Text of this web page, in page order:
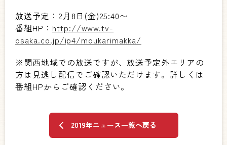
放送予定：2月8日(金)25:40〜
番組HP： http://www.tv-
osaka.co.jp/ip4/moukarimakka/
※関西地域での放送ですが、放送予定外エリアの
方は見逃し配信でご確認いただけます。詳しくは
番組HPからご確認ください。
2019年ニュース一覧へ戻る